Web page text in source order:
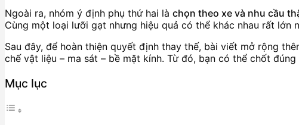
Ngoài ra, nhóm ý định phụ thứ hai là chọn theo xe và nhu cầu
Cùng một loại lưỡi gạt nhưng hiệu quả có thể khác nhau rất
Sau đây, để hoàn thiện quyết định thay thế, bài viết mở rộng
chế vật liệu – ma sát – bề mặt kính. Từ đó, bạn có thể chốt
Mục lục